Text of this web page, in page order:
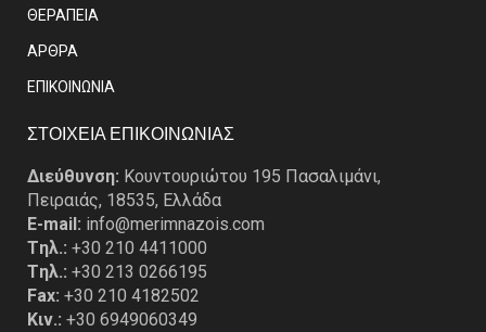
ΘΕΡΑΠΕΙΑ
ΑΡΘΡΑ
EΠΙΚΟΙΝΩΝΙΑ
ΣΤΟΙΧΕΙΑ ΕΠΙΚΟΙΝΩΝΙΑΣ
Διεύθυνση: Κουντουριώτου 195 Πασαλιμάνι,
Πειραιάς, 18535, Ελλάδα
E-mail: info@merimnazois.com
Tηλ.: +30 210 4411000
Tηλ.: +30 213 0266195
Fax: +30 210 4182502
Κιν.: +30 6949060349